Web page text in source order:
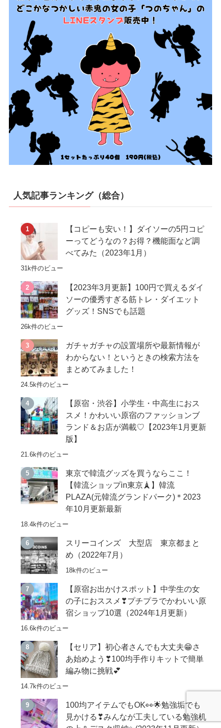
人気記事ランキング（総合）
【コピーも安い！】ダイソーの5円コピ
ーってどうなの？お得？機能面など調
べてみた（2023年1月）
31k件のビュー
【2023年3月更新】100円で買えるダイ
ソーの優秀すぎる筋トレ・ダイエット
グッズ！SNSでも話題
26k件のビュー
ガチャガチャの設置場所や最新情報が
わからない！というときの検索方法を
まとめてみました！
24.5k件のビュー
【原宿・渋谷】小学生・中高生におス
スメ！かわいい原宿のファッションブ
ランド＆お店が満載♡【2023年1月更新
版】
21.6k件のビュー
東京で韓流グッズを買うならここ！
【韓流ショップin東京🗼】韓流
PLAZA(元韓流グランドパーク)＊2023
年10月更新最新
18.4k件のビュー
スリーコインズ 大型店 東京都まと
め（2022年7月）
18k件のビュー
【原宿お出かけスポット】中学生の女
の子におススメ❣プチプラでかわいい原
宿ショップ10選（2024年1月更新）
16.6k件のビュー
【セリア】初心者さんでも大丈夫😁さ
あ始めよう❣100均手作りキットで簡単
編み物に挑戦💕
14.7k件のビュー
100均アイテムでもOK👀🌟勉強垢でも
見かける❣みんなが工夫している勉強机